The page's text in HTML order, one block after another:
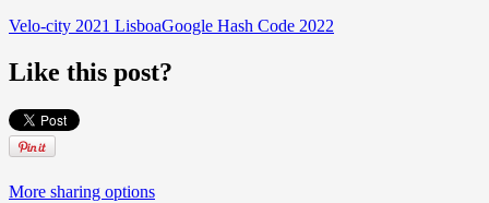
Velo-city 2021 LisboaGoogle Hash Code 2022
Like this post?
More sharing options